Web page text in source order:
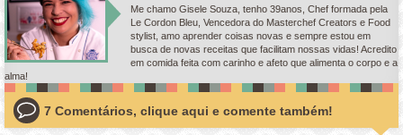
Me chamo Gisele Souza, tenho 39anos, Chef formada pela
Le Cordon Bleu, Vencedora do Masterchef Creators e Food
stylist, amo aprender coisas novas e sempre estou em
busca de novas receitas que facilitam nossas vidas! Acredito
em comida feita com carinho e afeto que alimenta o corpo e a
alma!
7 Comentários, clique aqui e comente também!